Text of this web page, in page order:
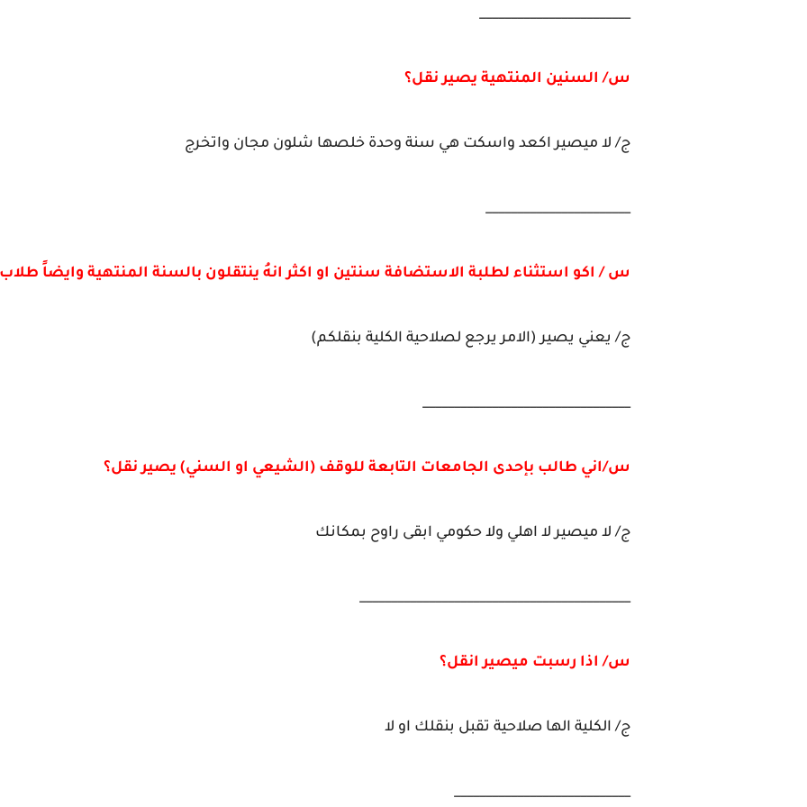
________________________
س/ السنين المنتهية يصير نقل؟
ج/ لا ميصير اكعد واسكت هي سنة وحدة خلصها شلون مجان واتخرج
_______________________
س / اكو استثناء لطلبة الاستضافة سنتين او اكثر انهُ ينتقلون بالسنة المنتهية وايضاً
ج/ يعني يصير (الامر يرجع لصلاحية الكلية بنقلكم)
_________________________________
س/اني طالب بإحدى الجامعات التابعة للوقف (الشيعي او السني) يصير نقل؟
ج/ لا ميصير لا اهلي ولا حكومي ابقى راوح بمكانك
___________________________________________
س/ اذا رسبت ميصير انقل؟
ج/ الكلية الها صلاحية تقبل بنقلك او لا
____________________________